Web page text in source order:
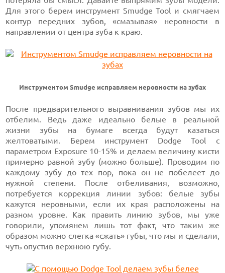
Для этого берем инструмент Smudge Tool и смягчаем
контур передних зубов, «смазывая» неровности в
направлении от центра зуба к краю.
Инструментом Smudge исправляем неровности на зубах
После предварительного выравнивания зубов мы их
отбелим. Ведь даже идеально белые в реальной
жизни зубы на бумаге всегда будут казаться
желтоватыми. Берем инструмент Dodge Tool с
параметром Exposure 10-15% и делаем величину кисти
примерно равной зубу (можно больше). Проводим по
каждому зубу до тех пор, пока он не побелеет до
нужной степени. После отбеливания, возможно,
потребуется коррекция линии зубов: белые зубы
кажутся неровными, если их края расположены на
разном уровне. Как править линию зубов, мы уже
говорили, упомянем лишь тот факт, что таким же
образом можно слегка «сжать» губы, что мы и сделали,
чуть опустив верхнюю губу.